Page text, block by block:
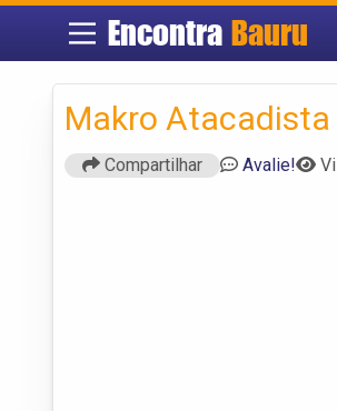
EncontraBauru
Makro Atacadista
Compartilhar Avalie!